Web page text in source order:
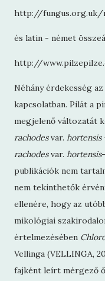
http://fungus.org.uk/
és latin - német
http://
Néhány érdekesség
kapcsolatban. Pilát a
megjelenő változatát
rachodesvar. hortensis
rachodesvar. hortensis
publikációk nem
nem tekinthetők
ellenére, hogy az
mikológiai
értelmezésében
Vellinga (VELLINGA,
fajként leírt mérgező